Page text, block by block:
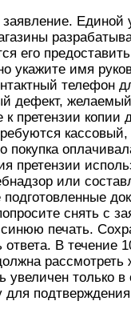
Единой
его
укажите имя
телефон
дефект, желаемый
претензии копии
покупка
претензии
или
подготовленные
снять с
печать.
В течение
увеличен только
для